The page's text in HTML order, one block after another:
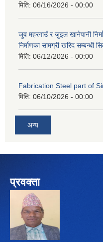
मिति: 06/16/2026 - 00:00
जुव महरगाउँ र जुइल खानेपानी
निर्माणका सामग्री खरिद सम्बन्धी
मिति: 06/12/2026 - 00:00
Fabrication Steel part of
मिति: 06/10/2026 - 00:00
अन्य
प्रवक्ता